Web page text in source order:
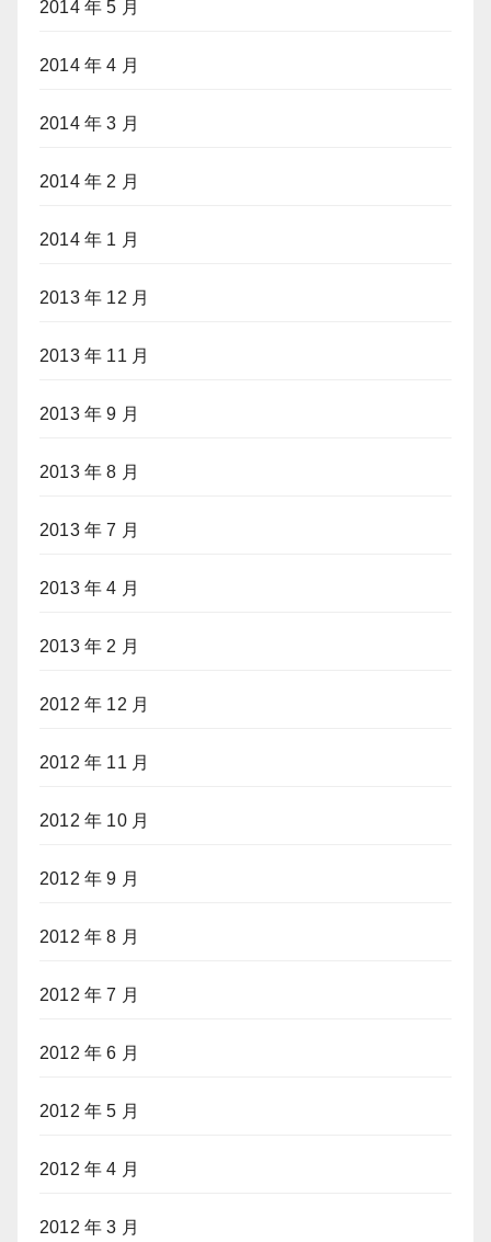
2014 年 5 月
2014 年 4 月
2014 年 3 月
2014 年 2 月
2014 年 1 月
2013 年 12 月
2013 年 11 月
2013 年 9 月
2013 年 8 月
2013 年 7 月
2013 年 4 月
2013 年 2 月
2012 年 12 月
2012 年 11 月
2012 年 10 月
2012 年 9 月
2012 年 8 月
2012 年 7 月
2012 年 6 月
2012 年 5 月
2012 年 4 月
2012 年 3 月